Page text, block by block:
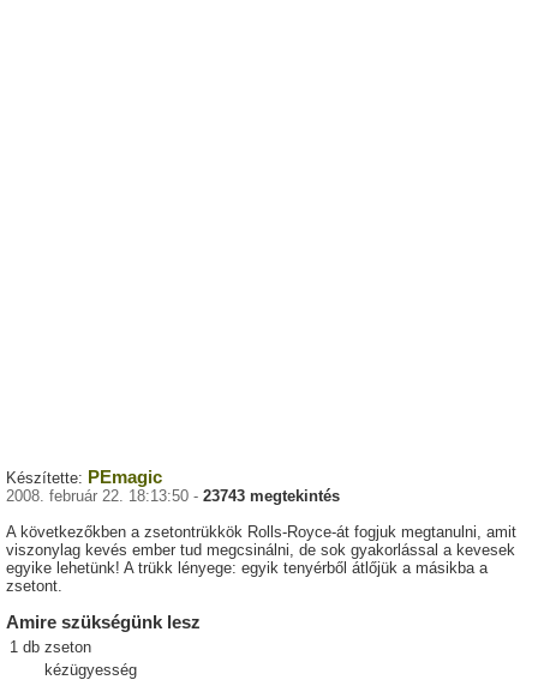
Készítette: PEmagic
2008. február 22. 18:13:50 - 23743 megtekintés
A következőkben a zsetontrükkök Rolls-Royce-át fogjuk megtanulni, amit
viszonylag kevés ember tud megcsinálni, de sok gyakorlással a kevesek
egyike lehetünk! A trükk lényege: egyik tenyérből átlőjük a másikba a
zsetont.
Amire szükségünk lesz
1 db zseton
kézügyesség